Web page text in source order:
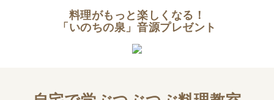
料理がもっと楽しくなる！
「いのちの泉」音源プレゼント